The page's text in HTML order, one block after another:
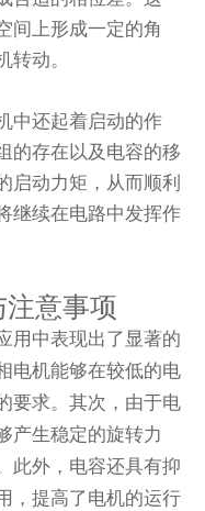
间上形成一定的角
转动。
中还起着启动的作
的存在以及电容的移
启动力矩，从而顺利
继续在电路中发挥作
意事项
用中表现出了显著的
电机能够在较低的电
要求。其次，由于电
产生稳定的旋转力
此外，电容还具有抑
，提高了电机的运行